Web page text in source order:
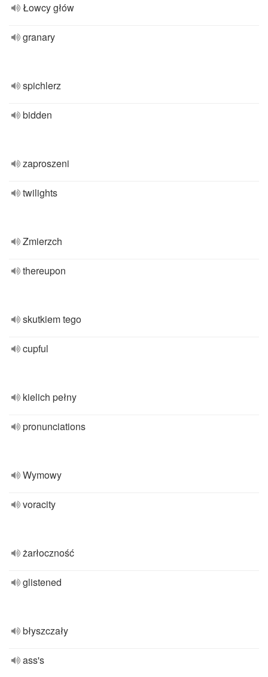
Łowcy głów
granary
spichlerz
bidden
zaproszeni
twilights
Zmierzch
thereupon
skutkiem tego
cupful
kielich pełny
pronunciations
Wymowy
voracity
żarłoczność
glistened
błyszczały
ass's